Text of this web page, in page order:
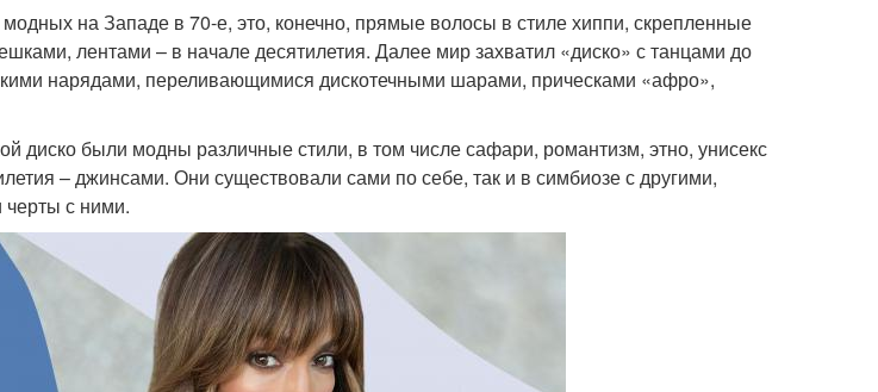
модных на Западе в 70-е, это, конечно, прямые волосы в стиле хиппи, скрепленные
лентами – в начале десятилетия. Далее мир захватил «диско» с танцами до
нарядами, переливающимися дискотечными шарами, прическами «афро»,
диско были модны различные стили, в том числе сафари, романтизм, этно, унисекс
– джинсами. Они существовали сами по себе, так и в симбиозе с другими,
черты с ними.